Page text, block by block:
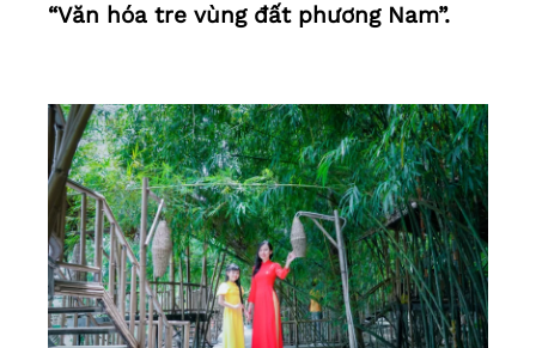
“Văn hóa tre vùng đất phương Nam”.